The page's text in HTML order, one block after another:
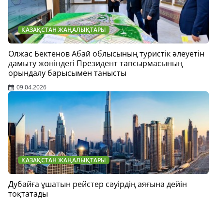
ҚАЗАҚСТАН ЖАҢАЛЫҚТАРЫ
Олжас Бектенов Абай облысының туристік әлеуетін
дамыту жөніндегі Президент тапсырмасының
орындалу барысымен танысты
09.04.2026
ҚАЗАҚСТАН ЖАҢАЛЫҚТАРЫ
Дубайға ұшатын рейстер сәуірдің аяғына дейін
тоқтатады